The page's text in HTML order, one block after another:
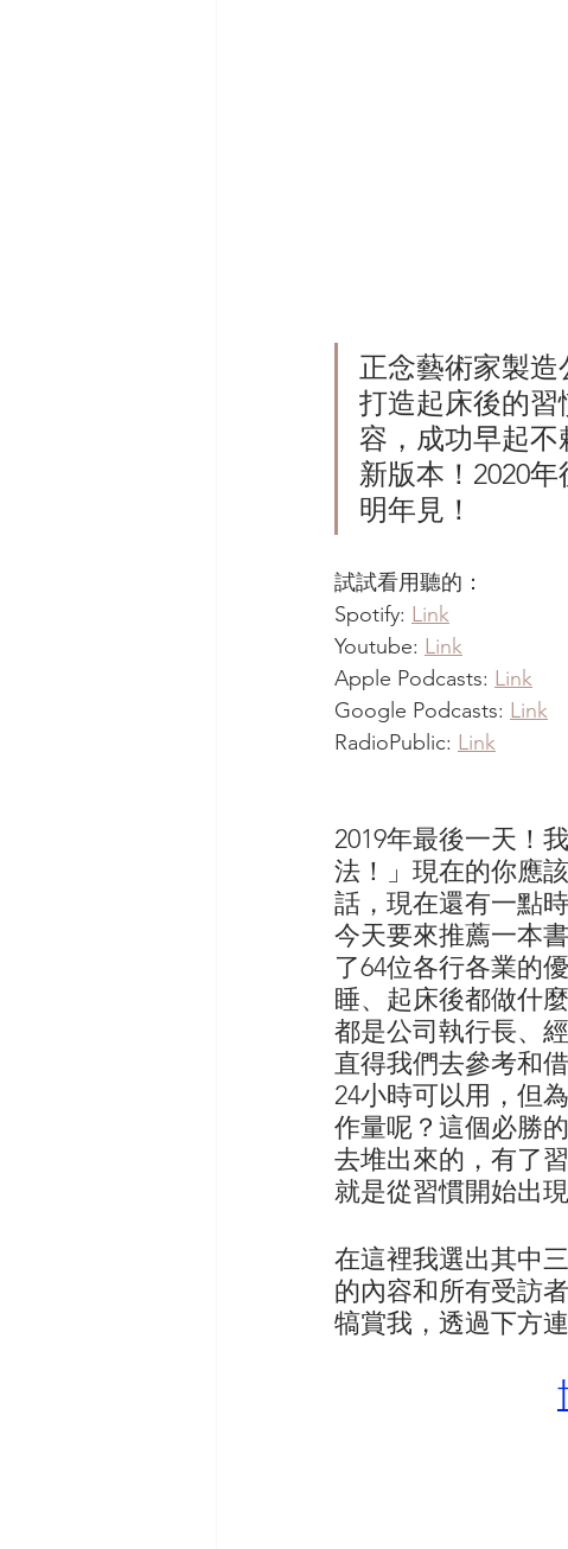
正念藝術家製造
打造起床後的
容，成功早起
新版本！2020
明年見！
試試看用聽的：
Spotify: Link
Youtube: Link
Apple Podcasts: Link
Google Podcasts: Link
RadioPublic: Link
2019年最後一天！
法！」現在的你應
話，現在還有一點
今天要來推薦一本
了64位各行各業的
睡、起床後都做什
都是公司執行長、
直得我們去參考和
24小時可以用，但
作量呢？這個必勝
去堆出來的，有了
就是從習慣開始出現
在這裡我選出其中
的內容和所有受訪
犒賞我，透過下方